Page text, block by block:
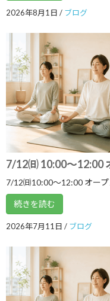
2024年7月
2024年6月
2024年5月
2024年4月
2024年3月
2024年2月
2024年1月
2023年12月
2023年11月
2023年10月
2023年9月
2023年8月
2023年7月
2023年6月
2026年8月1日 / ブログ
7/12㈰ 10:00～12:00
7/12㈰10:00～12:00 オー
続きを読む
2026年7月11日 / ブログ